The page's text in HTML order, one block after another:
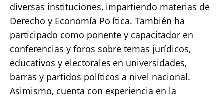
diversas instituciones, impartiendo materias de
Derecho y Economía Política. También ha
participado como ponente y capacitador en
conferencias y foros sobre temas jurídicos,
educativos y electorales en universidades,
barras y partidos políticos a nivel nacional.
Asimismo, cuenta con experiencia en la